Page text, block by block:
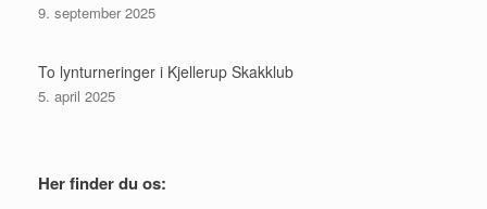
9. september 2025
To lynturneringer i Kjellerup Skakklub
5. april 2025
Her finder du os: